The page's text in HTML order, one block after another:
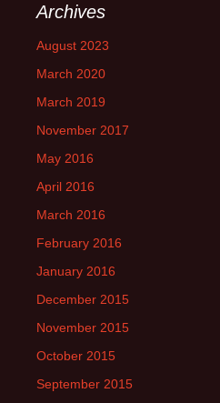
Archives
August 2023
March 2020
March 2019
November 2017
May 2016
April 2016
March 2016
February 2016
January 2016
December 2015
November 2015
October 2015
September 2015